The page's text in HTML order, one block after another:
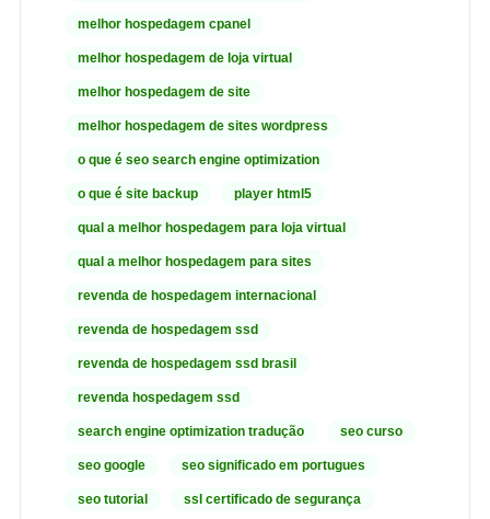
melhor hospedagem cpanel
melhor hospedagem de loja virtual
melhor hospedagem de site
melhor hospedagem de sites wordpress
o que é seo search engine optimization
o que é site backup player html5
qual a melhor hospedagem para loja virtual
qual a melhor hospedagem para sites
revenda de hospedagem internacional
revenda de hospedagem ssd
revenda de hospedagem ssd brasil
revenda hospedagem ssd
search engine optimization tradução seo curso
seo google seo significado em portugues
seo tutorial ssl certificado de segurança